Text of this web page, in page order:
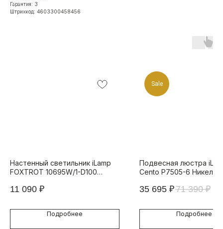
Гарантия: 3
Штрихкод: 4603300458456
Настенный светильник iLamp
FOXTROT 10695W/1-D100
11 090 ₽
Подробнее
Sale
Подвесная люстра
Cento P7505-6
35 695 ₽71 390 ₽
Подробнее